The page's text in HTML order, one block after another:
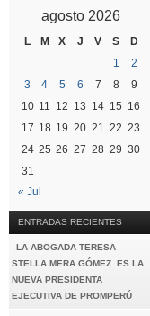
agosto 2026
L M X J V S
D
1
2
3
4 5 6 7 8
9
10 11 12 13 14 15 16
17 18 19 20 21 22 23
24 25 26 27 28 29 30
31
« Jul
ENTRADAS RECIENTES
LA ABOGADA TERESA
STELLA MERA GÓMEZ ES LA
NUEVA PRESIDENTA
EJECUTIVA DE PROMPERÚ